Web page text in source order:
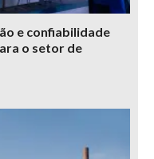
e confiabilidade
o setor de